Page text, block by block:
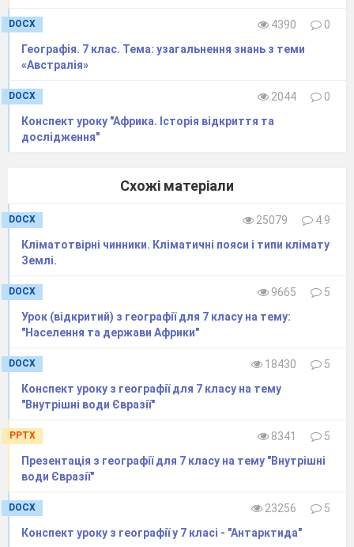
DOCX 4390
0
Географія. 7 клас. Тема: узагальнення знань з теми
«Австралія»
DOCX 2044
0
Конспект уроку "Африка. Історія відкриття та
дослідження"
Схожі матеріали
DOCX 25079
4.9
Кліматотвірні чинники. Кліматичні пояси і типи клімату
Землі.
DOCX 9665
5
Урок (відкритий) з географії для 7 класу на тему:
"Населення та держави Африки"
DOCX 18430
5
Конспект уроку з географії для 7 класу на тему
"Внутрішні води Євразії"
PPTX 8341
5
Презентація з географії для 7 класу на тему "Внутрішні
води Євразії"
DOCX 23256
5
Конспект уроку з географії у 7 класі - "Антарктида"